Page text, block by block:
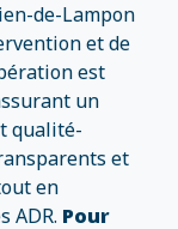
de-Lampon
et de
est
un
qualité-
et
en
ADR. Pour